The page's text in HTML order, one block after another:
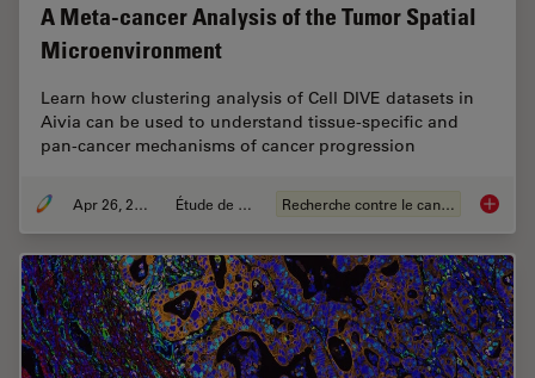
A Meta-cancer Analysis of the Tumor Spatial
Microenvironment
Learn how clustering analysis of Cell DIVE datasets in
Aivia can be used to understand tissue-specific and
pan-cancer mechanisms of cancer progression
Apr 26, 2024 Étude de cas Recherche contre le cancer A